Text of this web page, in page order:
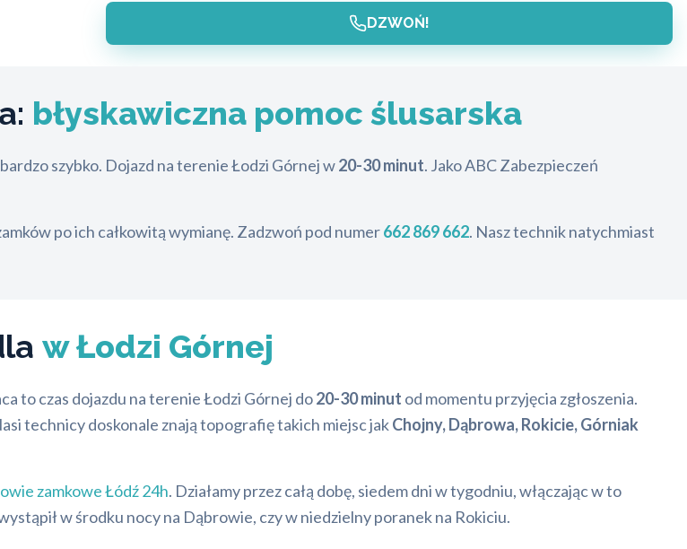
DZWOŃ!
błyskawiczna pomoc ślusarska
szybko. Dojazd na terenie Łodzi Górnej w20-30 minut. Jako ABC Zabezpieczeń
po ich całkowitą wymianę. Zadzwoń pod numer662 869 662. Nasz technik natychmiast
w Łodzi Górnej
to czas dojazdu na terenie Łodzi Górnej do20-30 minut od momentu przyjęcia zgłoszenia.
technicy doskonale znają topografię takich miejsc jakChojny, Dąbrowa, Rokicie, Górniak
zamkowe Łódź 24h. Działamy przez całą dobę, siedem dni w tygodniu, włączając w to
w środku nocy na Dąbrowie, czy w niedzielny poranek na Rokiciu.